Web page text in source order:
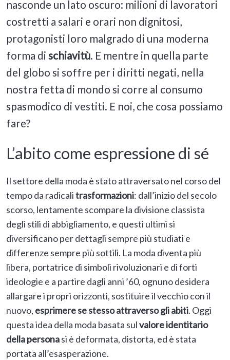
nasconde un lato oscuro: milioni di lavoratori
costretti a salari e orari non dignitosi,
protagonisti loro malgrado di una moderna
forma di schiavitù. E mentre in quella parte
del globo si soffre per i diritti negati, nella
nostra fetta di mondo si corre al consumo
spasmodico di vestiti. E noi, che cosa possiamo
fare?
L’abito come espressione di sé
Il settore della moda è stato attraversato nel corso del
tempo da radicalitrasformazioni: dall’inizio del secolo
scorso, lentamente scompare la divisione classista
degli stili di abbigliamento, e questi ultimi si
diversificano per dettagli sempre più studiati e
differenze sempre più sottili. La moda diventa più
libera, portatrice di simboli rivoluzionari e di forti
ideologie e a partire dagli anni ’60, ognuno desidera
allargare i propri orizzonti, sostituire il vecchio con il
nuovo, esprimere se stesso attraverso gli abiti. Oggi
questa idea della moda basata sulvalore identitario
della personasi è deformata, distorta, ed è stata
portata all’esasperazione.